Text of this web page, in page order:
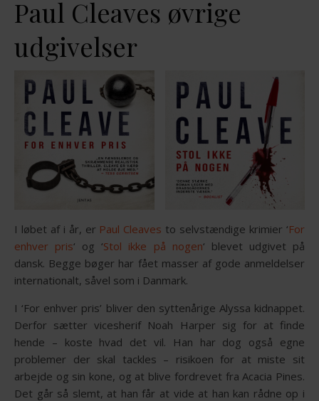
Paul Cleaves øvrige
udgivelser
I løbet af i år, er Paul Cleaves to selvstændige krimier ‘For
enhver pris‘ og ‘Stol ikke på nogen‘ blevet udgivet på
dansk. Begge bøger har fået masser af gode anmeldelser
internationalt, såvel som i Danmark.
I ‘For enhver pris’ bliver den syttenårige Alyssa kidnappet.
Derfor sætter vicesherif Noah Harper sig for at finde
hende – koste hvad det vil. Han har dog også egne
problemer der skal tackles – risikoen for at miste sit
arbejde og sin kone, og at blive fordrevet fra Acacia Pines.
Det går så slemt, at han får at vide at han kan rådne op i